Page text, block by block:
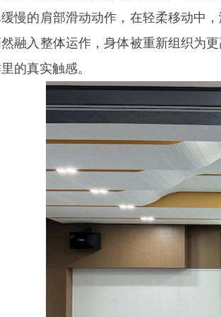
慢的肩部滑动动作，在轻柔移动中
融入整体运作，身体被重新组织为
的真实触感。